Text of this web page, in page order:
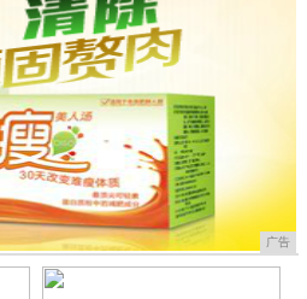
广告